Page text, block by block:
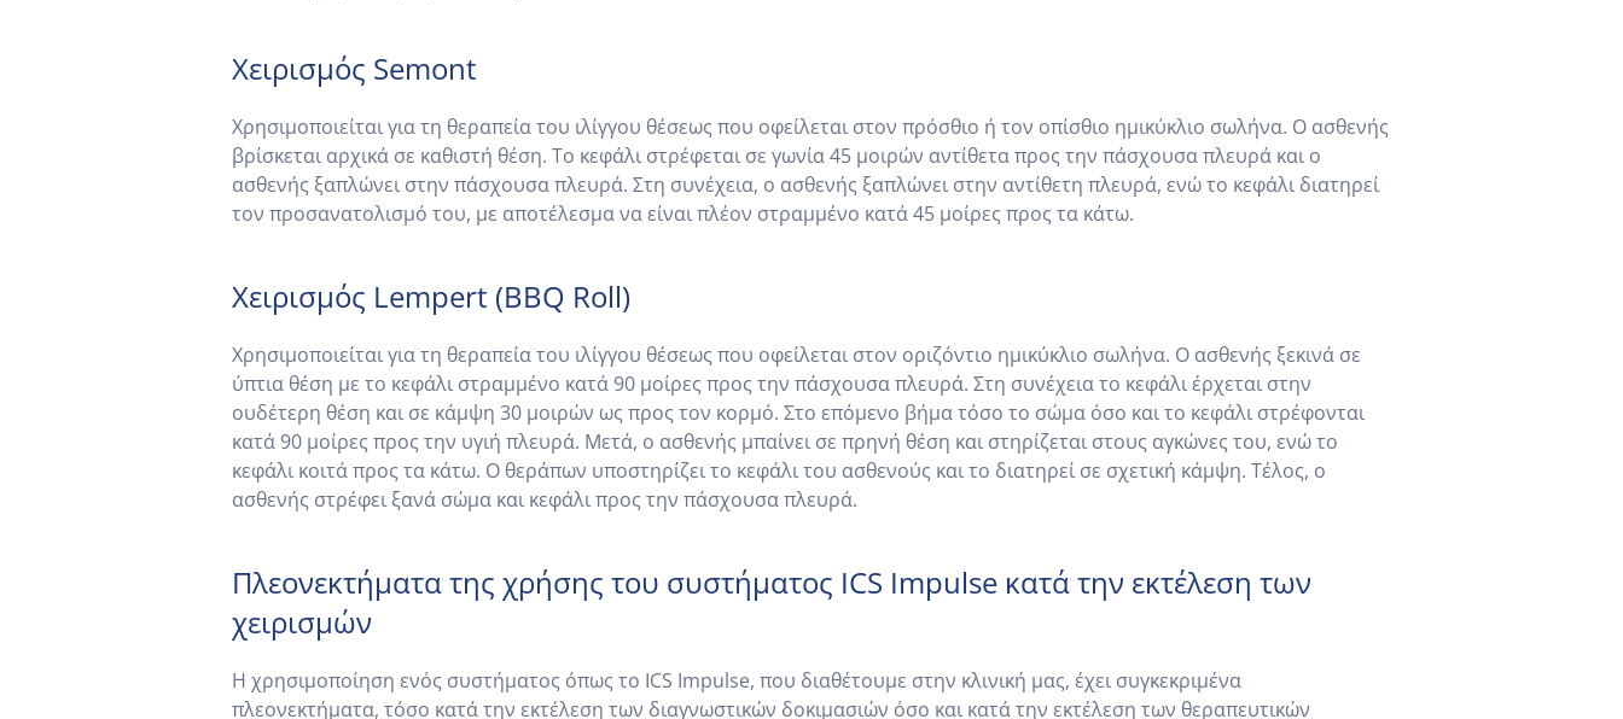
Χειρισμός Semont
Χρησιμοποιείται για τη θεραπεία του ιλίγγου θέσεως που οφείλεται στον πρόσθιο ή τον οπίσθιο ημικύκλιο σωλήνα. Ο ασθενής
βρίσκεται αρχικά σε καθιστή θέση. Το κεφάλι στρέφεται σε γωνία 45 μοιρών αντίθετα προς την πάσχουσα πλευρά και ο
ασθενής ξαπλώνει στην πάσχουσα πλευρά. Στη συνέχεια, ο ασθενής ξαπλώνει στην αντίθετη πλευρά, ενώ το κεφάλι διατηρεί
τον προσανατολισμό του, με αποτέλεσμα να είναι πλέον στραμμένο κατά 45 μοίρες προς τα κάτω.
Χειρισμός Lempert (BBQ Roll)
Χρησιμοποιείται για τη θεραπεία του ιλίγγου θέσεως που οφείλεται στον οριζόντιο ημικύκλιο σωλήνα. Ο ασθενής ξεκινά σε
ύπτια θέση με το κεφάλι στραμμένο κατά 90 μοίρες προς την πάσχουσα πλευρά. Στη συνέχεια το κεφάλι έρχεται στην
ουδέτερη θέση και σε κάμψη 30 μοιρών ως προς τον κορμό. Στο επόμενο βήμα τόσο το σώμα όσο και το κεφάλι στρέφονται
κατά 90 μοίρες προς την υγιή πλευρά. Μετά, ο ασθενής μπαίνει σε πρηνή θέση και στηρίζεται στους αγκώνες του, ενώ το
κεφάλι κοιτά προς τα κάτω. Ο θεράπων υποστηρίζει το κεφάλι του ασθενούς και το διατηρεί σε σχετική κάμψη. Τέλος, ο
ασθενής στρέφει ξανά σώμα και κεφάλι προς την πάσχουσα πλευρά.
Πλεονεκτήματα της χρήσης του συστήματος ICS Impulse κατά την εκτέλεση των
χειρισμών
Η χρησιμοποίηση ενός συστήματος όπως το ICS Impulse, που διαθέτουμε στην κλινική μας, έχει συγκεκριμένα
πλεονεκτήματα, τόσο κατά την εκτέλεση των διαγνωστικών δοκιμασιών όσο και κατά την εκτέλεση των θεραπευτικών